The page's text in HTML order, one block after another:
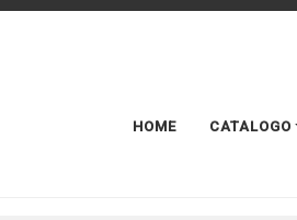
HOME CATALOGO